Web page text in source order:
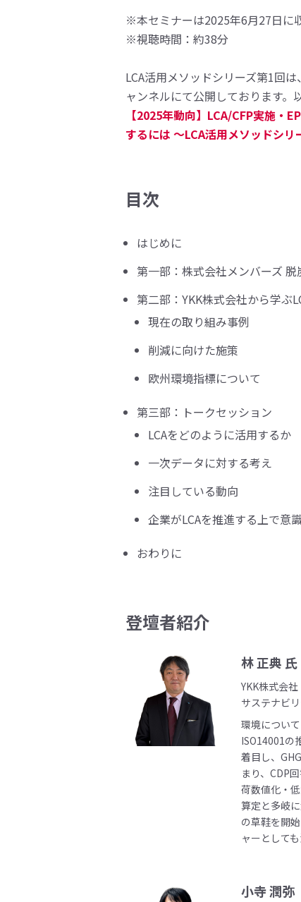
※本セミナーは2025年6月27日に
※視聴時間：約38分
LCA活用メソッドシリーズ第1回
ャンネルにて公開しております。
【2025年動向】LCA/CFP実施・
するには 〜LCA活用メソッドシリ
目次
はじめに
第一部：株式会社メンバーズ
第二部：YKK株式会社から学ぶ
現在の取り組み事例
削減に向けた施策
欧州環境指標について
第三部：トークセッション
LCAをどのように活用するか
一次データに対する考え
注目している動向
企業がLCAを推進する上で意
おわりに
登壇者紹介
林 正典 氏
YKK株式会社
サステナビ
環境につい
ISO14001の
着目し、
まり、CDP
荷数値化・
算定と多岐
の草鞋を開
ャーとしても
小寺 潤弥